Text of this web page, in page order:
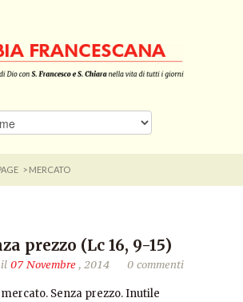
> MERCATO
prezzo (Lc 16, 9-15)
07 Novembre, 2014 0 commenti
Senza prezzo. Inutile